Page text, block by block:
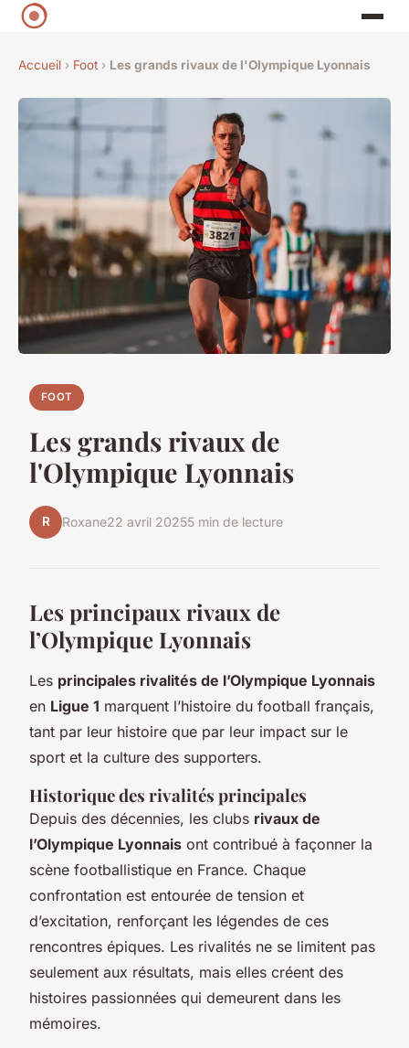
Accueil › Foot › Les grands rivaux de l'Olympique Lyonnais
FOOT
Les grands rivaux de
l'Olympique Lyonnais
R Roxane22 avril 20255 min de lecture
Les principaux rivaux de
l’Olympique Lyonnais
Les principales rivalités de l’Olympique Lyonnais
en Ligue 1 marquent l’histoire du football français,
tant par leur histoire que par leur impact sur le
sport et la culture des supporters.
Historique des rivalités principales
Depuis des décennies, les clubs rivaux de
l’Olympique Lyonnais ont contribué à façonner la
scène footballistique en France. Chaque
confrontation est entourée de tension et
d’excitation, renforçant les légendes de ces
rencontres épiques. Les rivalités ne se limitent pas
seulement aux résultats, mais elles créent des
histoires passionnées qui demeurent dans les
mémoires.